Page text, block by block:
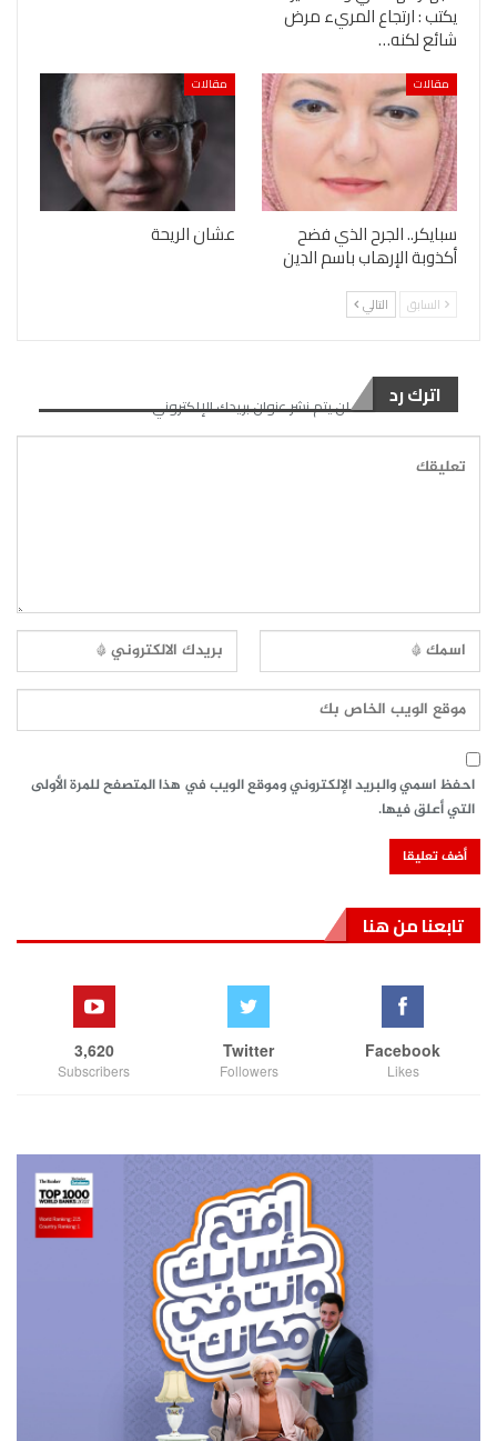
يكتب : ارتجاع المريء مرض
شائع لكنه…
مقالات
سبايكر.. الجرح الذي فضح
أكذوبة الإرهاب باسم الدين
مقالات
عشان الريحة
السابق التالي
اترك رد لن يتم نشر عنوان بريدك الإلكتروني.
احفظ اسمي والبريد الإلكتروني وموقع الويب في هذا المتصفح للمرة الأولى
التي أعلق فيها.
تابعنا من هنا
Facebook
Likes
Twitter
Followers
3,620
Subscribers